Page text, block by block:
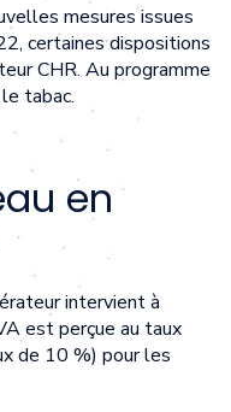
mesures issues
certaines dispositions
CHR. Au programme
tabac.
en
intervient à
est perçue au taux
de 10 %) pour les